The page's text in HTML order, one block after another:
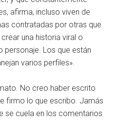
afirma, incluso viven de
contratadas por otras que
una historia viral o
personaje. Los que están
varios perfiles».
No creo haber escrito
firmo lo que escribo. Jamás
se cuela en los comentarios